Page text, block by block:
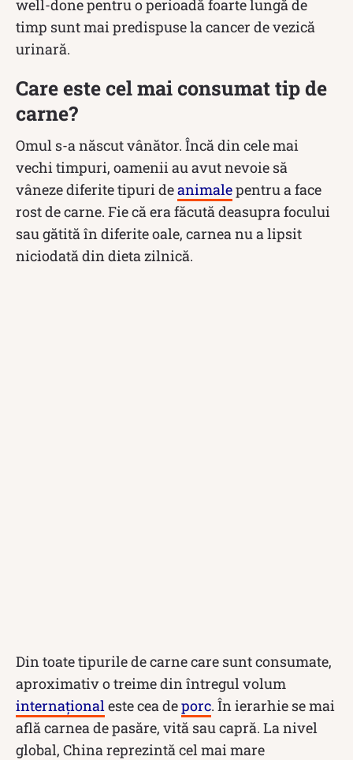
well-done pentru o perioadă foarte lungă de
timp sunt mai predispuse la cancer de vezică
urinară.
Care este cel mai consumat tip de
carne?
Omul s-a născut vânător. Încă din cele mai
vechi timpuri, oamenii au avut nevoie să
vâneze diferite tipuri deanimalepentru a face
rost de carne. Fie că era făcută deasupra focului
sau gătită în diferite oale, carnea nu a lipsit
niciodată din dieta zilnică.
Din toate tipurile de carne care sunt consumate,
aproximativ o treime din întregul volum
internaționaleste cea deporc. În ierarhie se mai
află carnea de pasăre, vită sau capră. La nivel
global, China reprezintă cel mai mare